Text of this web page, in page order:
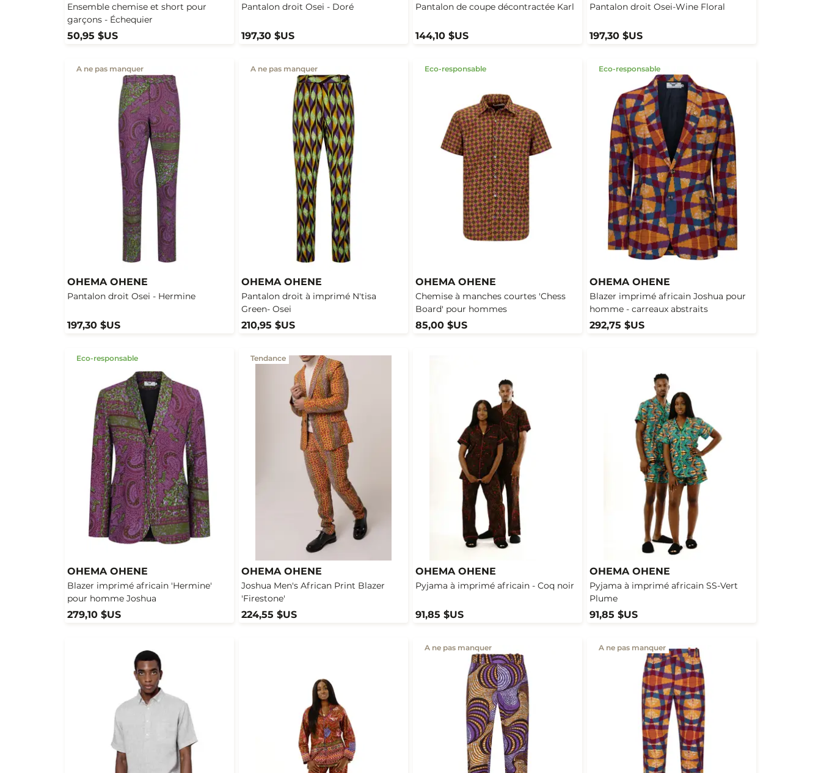
Ensemble chemise et short pour
garçons - Échequier
50,95 $US
Pantalon droit Osei - Doré
197,30 $US
Pantalon de coupe décontractée Karl
144,10 $US
Pantalon droit Osei-Wine Floral
197,30 $US
A ne pas manquer
OHEMA OHENE
Pantalon droit Osei - Hermine
197,30 $US
A ne pas manquer
OHEMA OHENE
Pantalon droit à imprimé N'tisa
Green- Osei
210,95 $US
Eco-responsable
OHEMA OHENE
Chemise à manches courtes 'Chess
Board' pour hommes
85,00 $US
Eco-responsable
OHEMA OHENE
Blazer imprimé africain Joshua pour
homme - carreaux abstraits
292,75 $US
Eco-responsable
OHEMA OHENE
Blazer imprimé africain 'Hermine'
pour homme Joshua
279,10 $US
Tendance
OHEMA OHENE
Joshua Men's African Print Blazer
'Firestone'
224,55 $US
OHEMA OHENE
Pyjama à imprimé africain - Coq noir
91,85 $US
OHEMA OHENE
Pyjama à imprimé africain SS-Vert
Plume
91,85 $US
A ne pas manquer A ne pas manquer